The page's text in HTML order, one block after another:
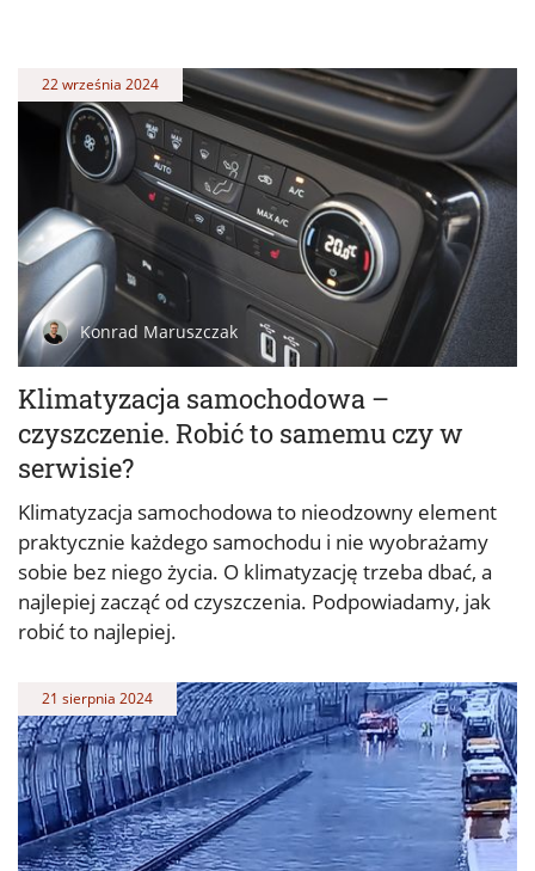
Klimatyzacja samochodowa –
czyszczenie. Robić to samemu czy w
serwisie?
22 września 2024
Konrad Maruszczak
Klimatyzacja samochodowa to nieodzowny element
praktycznie każdego samochodu i nie wyobrażamy
sobie bez niego życia. O klimatyzację trzeba dbać, a
najlepiej zacząć od czyszczenia. Podpowiadamy, jak
robić to najlepiej.
21 sierpnia 2024